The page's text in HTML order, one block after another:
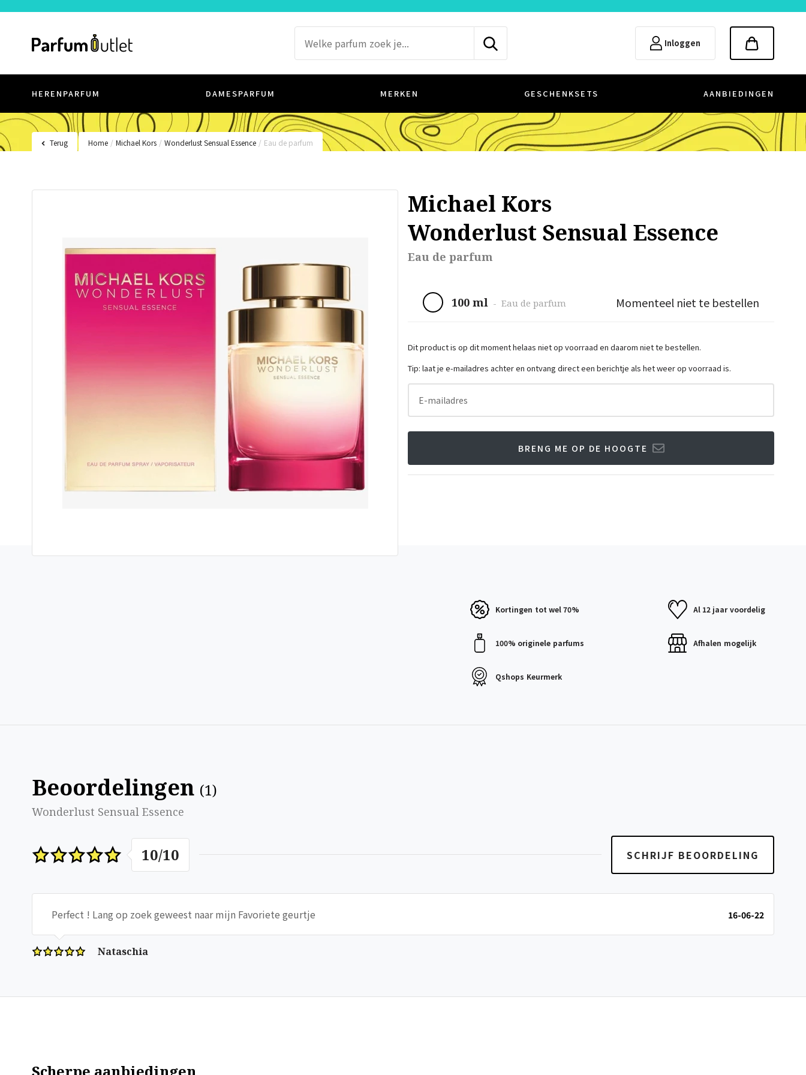
Inloggen
HERENPARFUM DAMESPARFUM MERKEN GESCHENKSETS AANBIEDINGEN
Terug Home / Michael Kors / Wonderlust Sensual Essence / Eau de parfum
Michael Kors
Wonderlust Sensual Essence
Eau de parfum
100 ml - Eau de parfum Momenteel niet te bestellen
Dit product is op dit moment helaas niet op voorraad en daarom niet te bestellen.
Tip: laat je e-mailadres achter en ontvang direct een berichtje als het weer op voorraad is.
E-mailadres
BRENG ME OP DE HOOGTE
Kortingen tot wel 70% Al 12 jaar voordelig
100% originele parfums Afhalen mogelijk
Qshops Keurmerk
Beoordelingen (1)
Wonderlust Sensual Essence
10/10 SCHRIJF BEOORDELING
Perfect ! Lang op zoek geweest naar mijn Favoriete geurtje 16-06-22
Nataschia